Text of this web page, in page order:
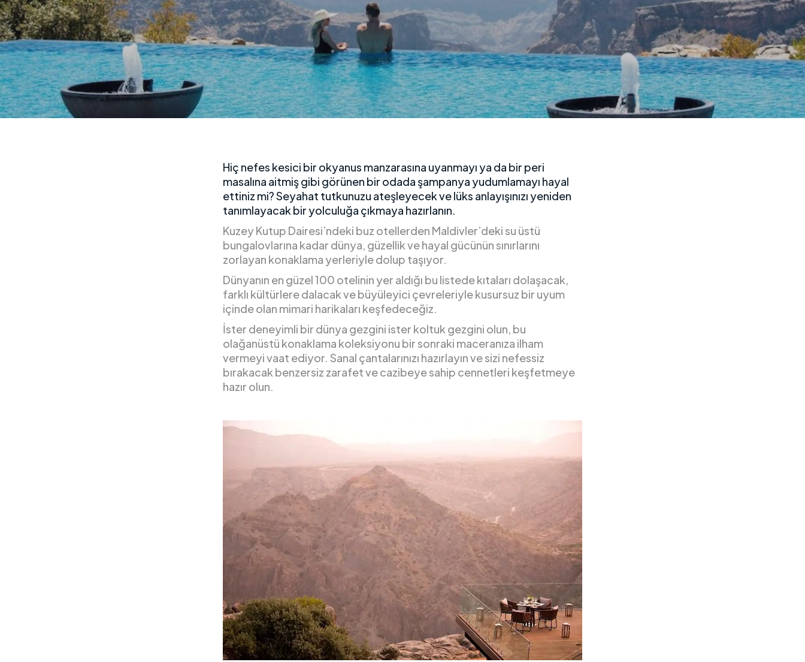
Hiç nefes kesici bir okyanus manzarasına uyanmayı ya da bir peri
masalına aitmiş gibi görünen bir odada şampanya yudumlamayı hayal
ettiniz mi? Seyahat tutkunuzu ateşleyecek ve lüks anlayışınızı yeniden
tanımlayacak bir yolculuğa çıkmaya hazırlanın.
Kuzey Kutup Dairesi’ndeki buz otellerden Maldivler’deki su üstü
bungalovlarına kadar dünya, güzellik ve hayal gücünün sınırlarını
zorlayan konaklama yerleriyle dolup taşıyor.
Dünyanın en güzel 100 otelinin yer aldığı bu listede kıtaları dolaşacak,
farklı kültürlere dalacak ve büyüleyici çevreleriyle kusursuz bir uyum
içinde olan mimari harikaları keşfedeceğiz.
İster deneyimli bir dünya gezgini ister koltuk gezgini olun, bu
olağanüstü konaklama koleksiyonu bir sonraki maceranıza ilham
vermeyi vaat ediyor. Sanal çantalarınızı hazırlayın ve sizi nefessiz
bırakacak benzersiz zarafet ve cazibeye sahip cennetleri keşfetmeye
hazır olun.